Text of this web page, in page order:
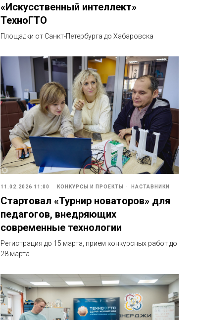
«Искусственный интеллект»
ТехноГТО
Площадки от Санкт-Петербурга до Хабаровска
11.02.2026 11:00 КОНКУРСЫ И ПРОЕКТЫ НАСТАВНИКИ
Стартовал «Турнир новаторов» для
педагогов, внедряющих
современные технологии
Регистрация до 15 марта, прием конкурсных работ до
28 марта